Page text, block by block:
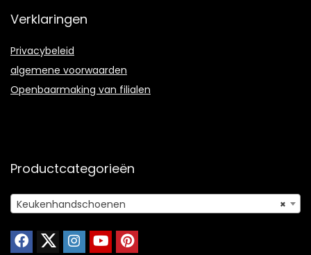
Verklaringen
Privacybeleid
algemene voorwaarden
Openbaarmaking van filialen
Productcategorieën
×
Keukenhandschoenen